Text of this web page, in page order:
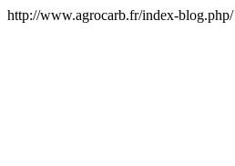
http://www.agrocarb.fr/index-blog.php/